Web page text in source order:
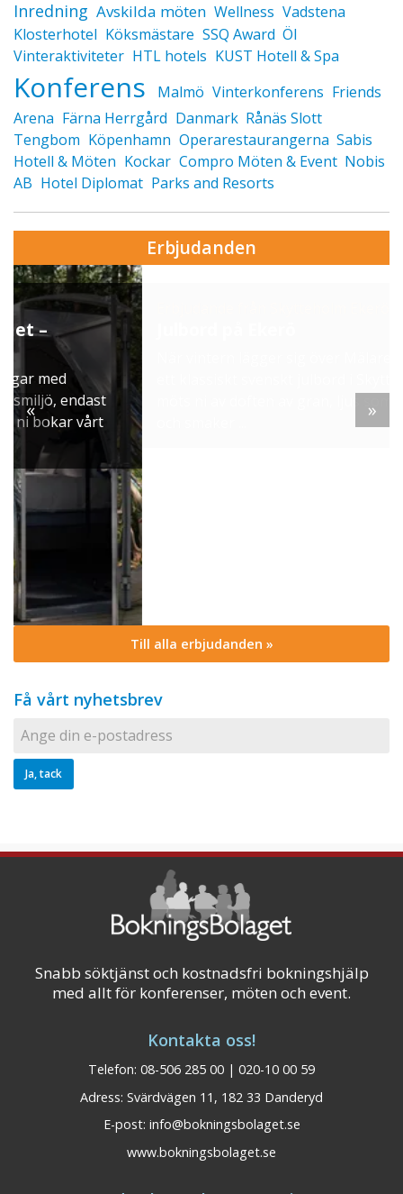
Inredning Avskilda möten Wellness Vadstena
Klosterhotel Köksmästare SSQ Award Öl
Vinteraktiviteter HTL hotels KUST Hotell & Spa
Konferens Malmö Vinterkonferens Friends
Arena Färna Herrgård Danmark Rånäs Slott
Tengbom Köpenhamn Operarestaurangerna Sabis
Hotell & Möten Kockar Compro Möten & Event Nobis
AB Hotel Diplomat Parks and Resorts
Erbjudanden
Erbjudande från Skytteholm Ekerö
Julbord på Ekerö
När vintern lägger sig över Mälaren dukar vi upp
ett klassiskt svenskt julbord i Skyttegården. Här
möts ni av doften av gran, ljus som brinner stilla
och smaker ...
« »
Till alla erbjudanden »
Få vårt nyhetsbrev
Snabb söktjänst och kostnadsfri bokningshjälp
med allt för konferenser, möten och event.
Kontakta oss!
Telefon: 08-506 285 00 | 020-10 00 59
Adress: Svärdvägen 11, 182 33 Danderyd
E-post: info@bokningsbolaget.se
www.bokningsbolaget.se